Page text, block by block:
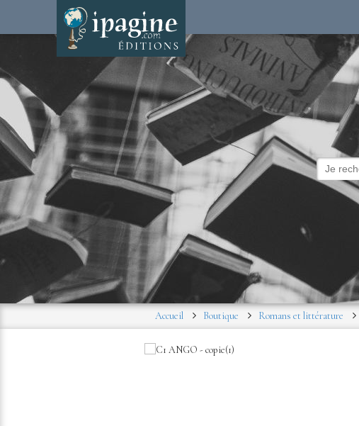
Accueil Boutique Romans et littérature